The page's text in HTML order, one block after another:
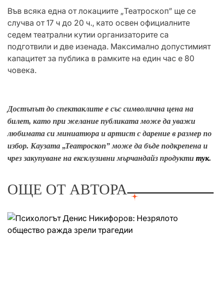
Във всяка една от локациите „Театроскоп” ще се
случва от 17 ч до 20 ч., като освен официалните
седем театрални кутии организаторите са
подготвили и две изенада. Максимално допустимият
капацитет за публика в рамките на един час е 80
човека.
Достъпът до спектаклите е със символична цена на
билет, като при желание публиката може да уважи
любимата си миниатюра и артист с дарение в размер по
избор. Каузата „Театроскоп” може да бъде подкрепена и
чрез закупуване на ексклузивни мърчандайз продукти тук.
ОЩЕ ОТ АВТОРА